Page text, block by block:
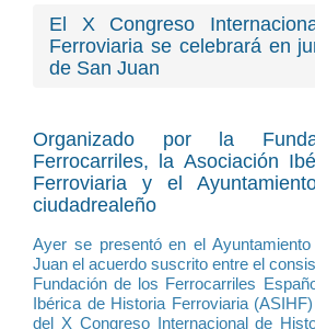
El X Congreso
Ferroviaria se celebrará en
de San Juan
Organizado por la
Ferrocarriles, la Asociación
Ferroviaria y el
ciudadrealeño
Ayer se presentó en el
Juan el acuerdo suscrito entre el
Fundación de los Ferrocarriles
Ibérica de Historia Ferroviaria
del X Congreso Internacional de